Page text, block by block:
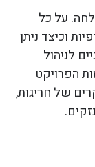
על כל
וכיצד ניתן
לניהול
הפרויקט
של חריגות,